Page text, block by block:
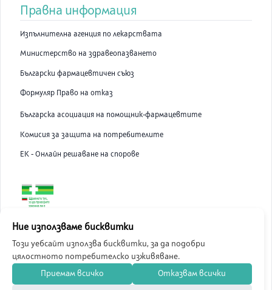
Правна информация
Изпълнителна агенция по лекарствата
Министерство на здравеопазването
Български фармацевтичен съюз
Формуляр Право на отказ
Българска асоциация на помощник-фармацевтите
Комисия за защита на потребителите
ЕК - Онлайн решаване на спорове
ABC Pharmacy онлайн аптека е лицензирана от Изпълнителна
Агенция по Лекарствата.
© 2026 ABC Pharmacy
Ние използваме бисквитки
Този уебсайт използва бисквитки, за да подобри
цялостното потребителско изживяване.
Приемам всичко
Отказвам всички